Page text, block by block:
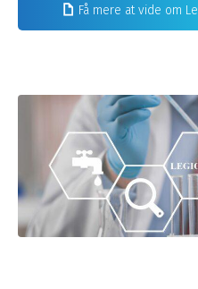
Få mere at vide om